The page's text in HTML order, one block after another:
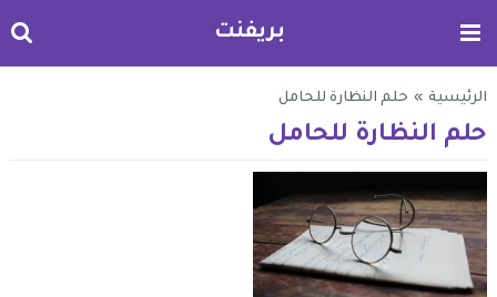
بريفنت
الرئيسية » حلم النظارة للحامل
حلم النظارة للحامل